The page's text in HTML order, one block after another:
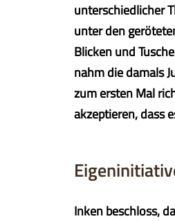
unterschiedlicher
unter den
Blicken und
nahm die damals
zum ersten Mal
akzeptieren, dass
Inken beschloss,